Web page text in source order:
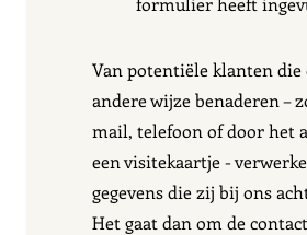
Van potentiële klanten die
andere wijze benaderen –
mail, telefoon of door het
een visitekaartje -
gegevens die zij bij ons
Het gaat dan om de